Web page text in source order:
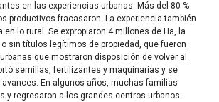
en las experiencias urbanas. Más del 80 %
productivos fracasaron. La experiencia también
lo rural. Se expropiaron 4 millones de Ha, la
sin títulos legítimos de propiedad, que fueron
que mostraron disposición de volver al
semillas, fertilizantes y maquinarias y se
En algunos años, muchas familias
y regresaron a los grandes centros urbanos.